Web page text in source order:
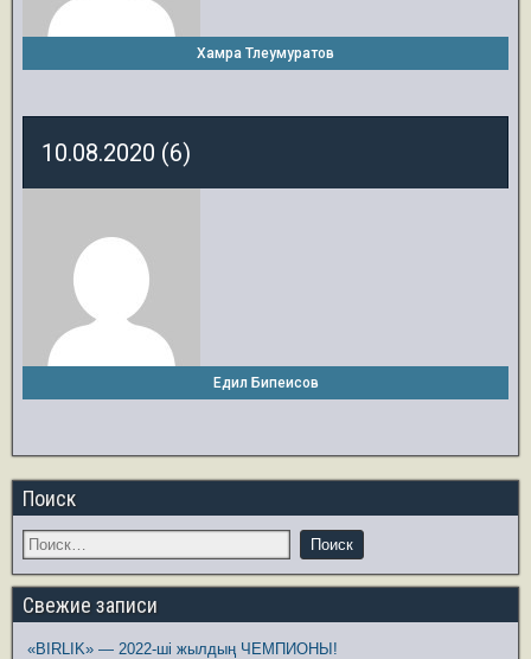
Хамра Тлеумуратов
10.08.2020 (6)
Едил Бипеисов
Поиск
Свежие записи
«BIRLIK» — 2022-ші жылдың ЧЕМПИОНЫ!